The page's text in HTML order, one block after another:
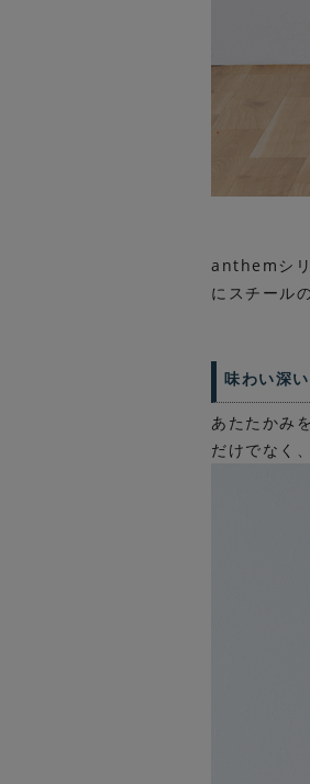
anthemシリ
にスチール
味わい深
あたたかみ
だけでなく